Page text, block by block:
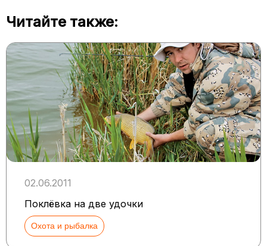
Читайте также:
02.06.2011
Поклёвка на две удочки
Охота и рыбалка